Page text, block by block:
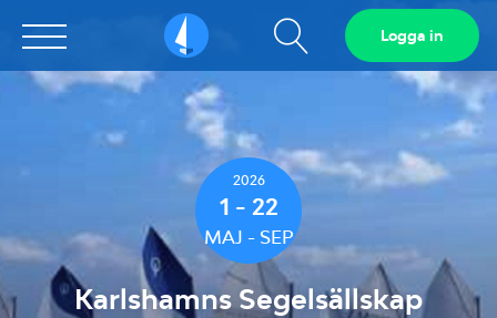
Sailarena Visa
sökfält
Logga in
2026
1 - 22
MAJ - SEP
Karlshamns Segelsällskap